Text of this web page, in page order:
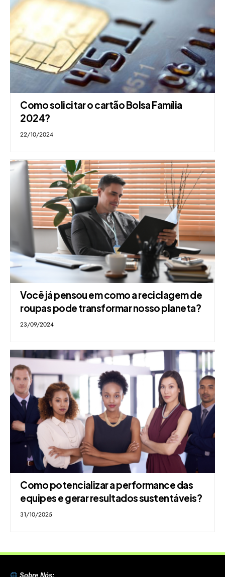
Como solicitar o cartão Bolsa Família
2024?
22/10/2024
Você já pensou em como a reciclagem de
roupas pode transformar nosso planeta?
23/09/2024
Como potencializar a performance das
equipes e gerar resultados sustentáveis?
31/10/2025
Sobre Nós: